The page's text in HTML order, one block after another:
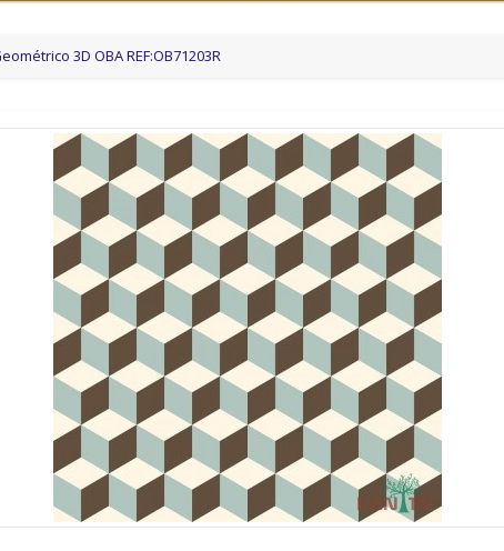
3D OBA REF:OB71203R